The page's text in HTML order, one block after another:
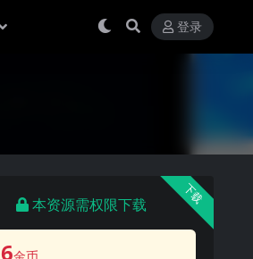
登录
下载
本资源需权限下载
6